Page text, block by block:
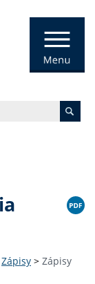
Zápisy > Zápisy